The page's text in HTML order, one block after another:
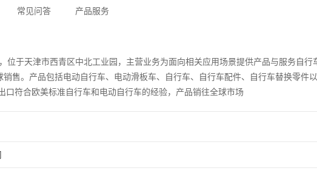
常见问答 产品服务
于天津市西青区中北工业园，主营业务为面向相关应用场景提供产品与服务自行
售。产品包括电动自行车、电动滑板车、自行车、自行车配件、自行车替换零件
符合欧美标准自行车和电动自行车的经验，产品销往全球市场